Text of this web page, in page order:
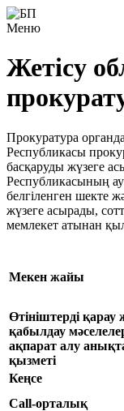
Меню
Жетісу
Прокуратура
Республикасы
басқаруды жүзеге
Республикасының
белгіленген шекте
жүзеге асырады,
мемлекет атынан
Мекен жайы
Өтініштерді қарау
қабылдау
ақпарат алу
қызметі
Кеңсе
Call-орталық